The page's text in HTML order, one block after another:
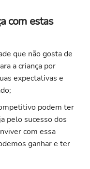
com estas
que não gosta de
a criança por
expectativas e
podem ter
pelo sucesso dos
com essa
ganhar e ter